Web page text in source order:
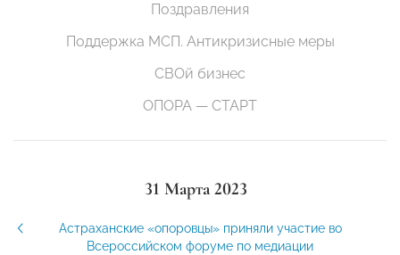
Поздравления
Поддержка МСП. Антикризисные меры
СВОй бизнес
ОПОРА — СТАРТ
31 Марта 2023
Астраханские «опоровцы» приняли участие во
Всероссийском форуме по медиации